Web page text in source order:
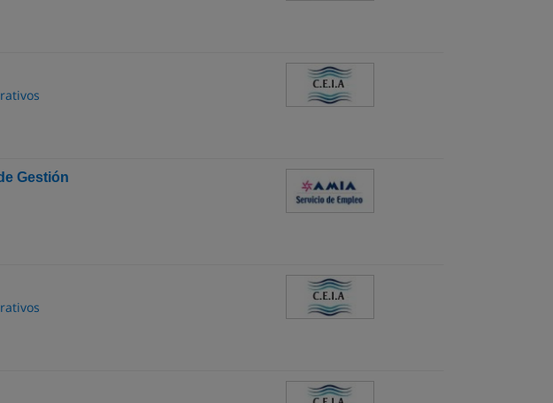
Gestión